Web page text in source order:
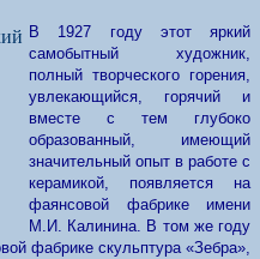
В 1927 году этот яркий
самобытный художник,
полный творческого горения,
увлекающийся, горячий и
вместе с тем глубоко
образованный, имеющий
значительный опыт в работе с
керамикой, появляется на
фаянсовой фабрике имени
М.И. Калинина. В том же году
фабрике скульптура «Зебра»,